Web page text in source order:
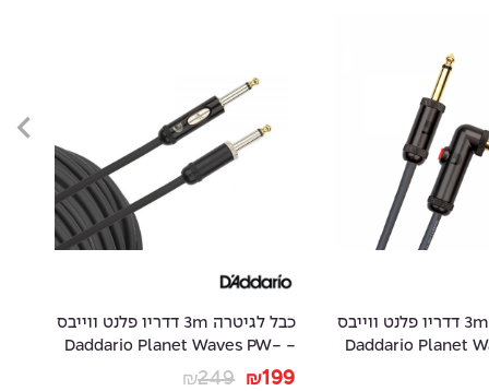
כבל לגיטרה 3m דדריו פלנט ווייבס
- Daddario Planet
כבל לגיטרה 3m דדריו פלנט ווייבס
- Daddario Planet Waves PW-
AMSK-10
₪249 ₪199